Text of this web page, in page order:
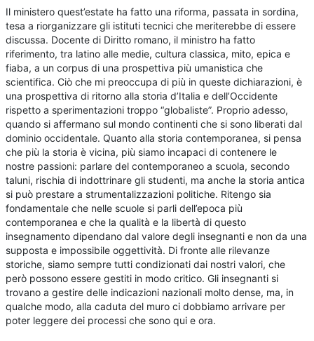
Il ministero quest’estate ha fatto una riforma, passata in sordina,
tesa a riorganizzare gli istituti tecnici che meriterebbe di essere
discussa. Docente di Diritto romano, il ministro ha fatto
riferimento, tra latino alle medie, cultura classica, mito, epica e
fiaba, a un corpus di una prospettiva più umanistica che
scientifica. Ciò che mi preoccupa di più in queste dichiarazioni, è
una prospettiva di ritorno alla storia d’Italia e dell’Occidente
rispetto a sperimentazioni troppo “globaliste”. Proprio adesso,
quando si affermano sul mondo continenti che si sono liberati dal
dominio occidentale. Quanto alla storia contemporanea, si pensa
che più la storia è vicina, più siamo incapaci di contenere le
nostre passioni: parlare del contemporaneo a scuola, secondo
taluni, rischia di indottrinare gli studenti, ma anche la storia antica
si può prestare a strumentalizzazioni politiche. Ritengo sia
fondamentale che nelle scuole si parli dell’epoca più
contemporanea e che la qualità e la libertà di questo
insegnamento dipendano dal valore degli insegnanti e non da una
supposta e impossibile oggettività. Di fronte alle rilevanze
storiche, siamo sempre tutti condizionati dai nostri valori, che
però possono essere gestiti in modo critico. Gli insegnanti si
trovano a gestire delle indicazioni nazionali molto dense, ma, in
qualche modo, alla caduta del muro ci dobbiamo arrivare per
poter leggere dei processi che sono qui e ora.